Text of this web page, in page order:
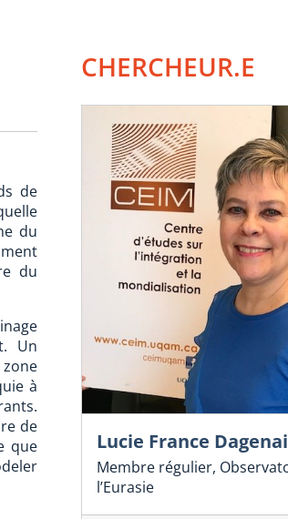
de
du
du
Un
à
de
que
CHERCHEUR.E
Lucie France
Membre régulier,
l’Eurasie